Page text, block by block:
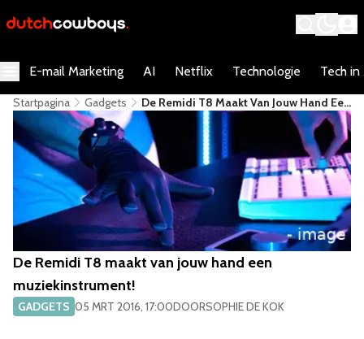
E-mail Marketing AI Netflix Technologie Tech in
Startpagina Gadgets
De Remidi T8 Maakt Van Jouw Hand Een
Muziekinstrument!
De Remidi T8 maakt van jouw hand een
muziekinstrument!
GADGETS 05 MRT 2016, 17:00DOORSOPHIE DE KOK